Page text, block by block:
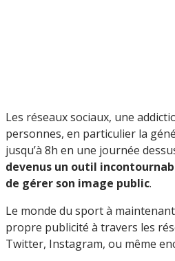
Les réseaux sociaux, une
personnes, en particulier la
jusqu’à 8h en une journée
devenus un outil
de gérer son image public.
Le monde du sport à
propre publicité à travers les
Twitter, Instagram, ou même